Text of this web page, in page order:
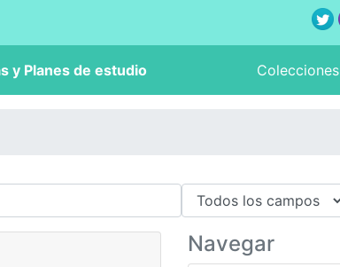
y Planes de estudio Colecciones
Navegar